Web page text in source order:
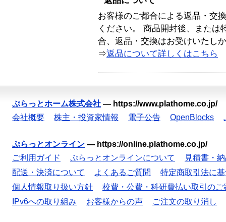
お客様のご都合による返品・交
ください。 商品開封後、または
合、返品・交換はお受けいたし
⇒返品について詳しくはこちら
ぷらっとホーム株式会社 — https://www.plathome.co.jp/
会社概要
株主・投資家情報 電子公告 OpenBlocks
ぷらっとオンライン — https://online.plathome.co.jp/
ご利用ガイド
ぷらっとオンラインについて
見積書・
配送・決済について
よくあるご質問
特定商取引法に
個人情報取り扱い方針
校費・公費・科研費払い取引のご
IPv6への取り組み
お客様からの声 ご注文の取り消し